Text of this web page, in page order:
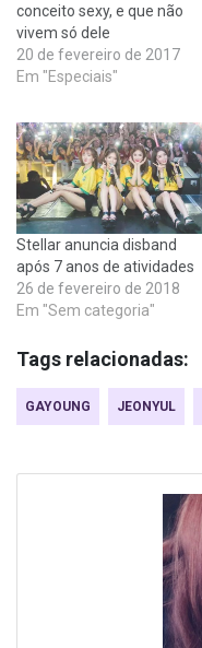
conceito sexy, e que não
vivem só dele
20 de fevereiro de 2017
Em "Especiais"
Stellar anuncia disband
após 7 anos de atividades
26 de fevereiro de 2018
Em "Sem categoria"
Tags relacionadas:
GAYOUNG JEONYUL